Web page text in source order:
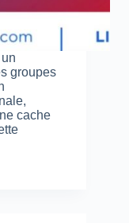
groupes
cache